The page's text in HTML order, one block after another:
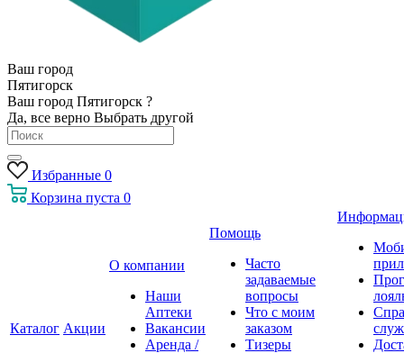
Ваш город
Пятигорск
Ваш город Пятигорск ?
Да, все верно Выбрать другой
Избранные 0
Корзина пуста 0
Каталог Акции
О компании
Наши
Аптеки
Вакансии
Аренда /
Помощь
Часто
задаваемые
вопросы
Что с моим
заказом
Тизеры